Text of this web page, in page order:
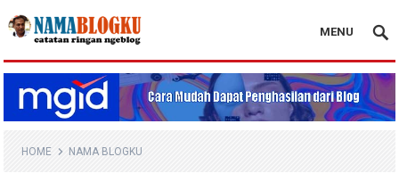
Nama Blogku
MENU
HOME NAMA BLOGKU